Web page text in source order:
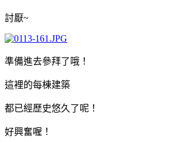
討厭~
準備進去參拜了哦！
這裡的每棟建築
都已經歷史悠久了呢！
好興奮喔！